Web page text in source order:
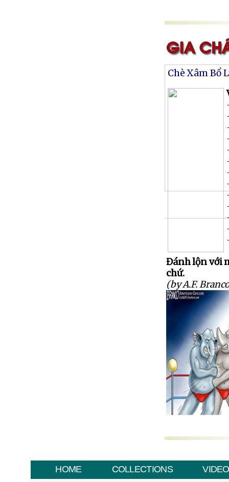
Chè Xâm Bổ
Đánh lộn với
chứ.
(by A.F.
HOME COLLECTIONS VIDEO